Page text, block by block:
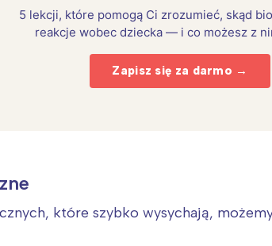
5 lekcji, które pomogą Ci zrozumieć, skąd
reakcje wobec dziecka — i co możesz z
Zapisz się za darmo →
które szybko wysychają,
wydarzenia z tego